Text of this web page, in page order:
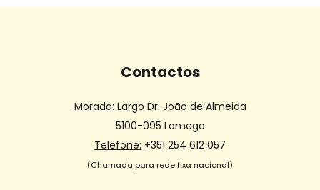
Contactos
Morada: Largo Dr. João de Almeida
5100-095 Lamego
Telefone: +351 254 612 057
(Chamada para rede fixa nacional)